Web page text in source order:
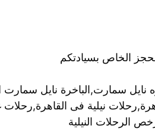
الخاص بسيادتكم
سمارت,الباخرة نايل سمارت
نيلية فى القاهرة,رحلات
الرحلات النيلية